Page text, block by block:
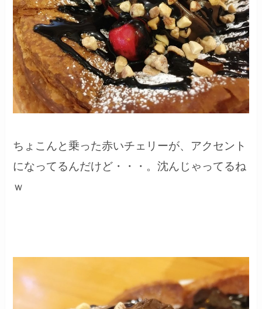
ちょこんと乗った赤いチェリーが、アクセント
になってるんだけど・・・。沈んじゃってるね
ｗ